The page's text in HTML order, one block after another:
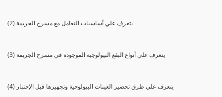
(2) يتعرف علي أساسيات التعامل مع مسرح الجريمة
(3) يتعرف علي أنواع البقع البيولوجية الموجودة في مسرح الجريمة
(4) يتعرف علي طرق تحضير العينات البيولوجية وتجهيزها قبل الإختبار